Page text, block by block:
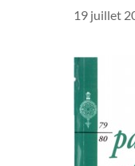
19 juillet